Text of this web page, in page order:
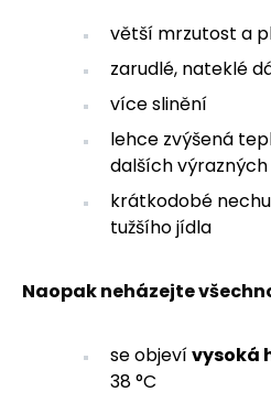
větší mrzutost a
zarudlé, nateklé
více slinění
lehce zvýšená
dalších
krátkodobé
tužšího jídla
Naopak neházejte
se objevívysoká
38 °C